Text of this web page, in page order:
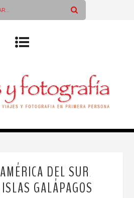
AMÉRICA DEL SUR
ISLAS GALÁPAGOS